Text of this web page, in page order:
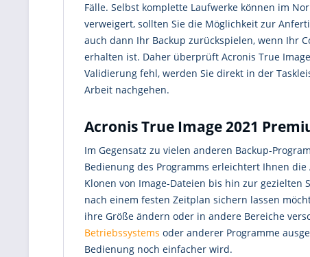
Fälle. Selbst komplette Laufwerke können im
verweigert, sollten Sie die Möglichkeit zur
auch dann Ihr Backup zurückspielen, wenn Ihr
erhalten ist. Daher überprüft Acronis True
Validierung fehl, werden Sie direkt in der
Arbeit nachgehen.
Acronis True Image 2021
Im Gegensatz zu vielen anderen Backup-
Bedienung des Programms erleichtert Ihnen
Klonen von Image-Dateien bis hin zur gezielten
nach einem festen Zeitplan sichern lassen
ihre Größe ändern oder in andere Bereiche
Betriebssystems oder anderer Programme
Bedienung noch einfacher wird.